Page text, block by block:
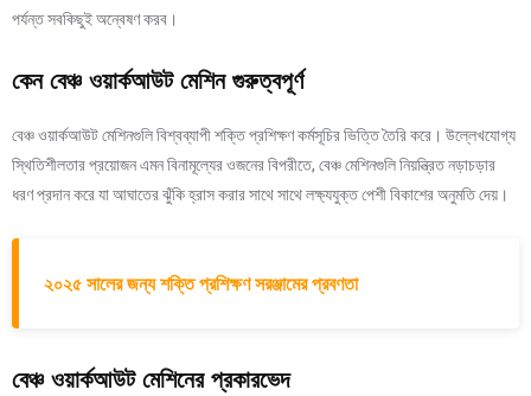
পর্যন্ত সবকিছুই অন্বেষণ করব।
কেন বেঞ্চ ওয়ার্কআউট মেশিন গুরুত্বপূর্ণ
বেঞ্চ ওয়ার্কআউট মেশিনগুলি বিশ্বব্যাপী শক্তি প্রশিক্ষণ কর্মসূচির ভিত্তি তৈরি করে। উল্লেখযোগ্য
স্থিতিশীলতার প্রয়োজন এমন বিনামূল্যের ওজনের বিপরীতে, বেঞ্চ মেশিনগুলি নিয়ন্ত্রিত নড়াচড়ার
ধরণ প্রদান করে যা আঘাতের ঝুঁকি হ্রাস করার সাথে সাথে লক্ষ্যযুক্ত পেশী বিকাশের অনুমতি দেয়।
২০২৫ সালের জন্য শক্তি প্রশিক্ষণ সরঞ্জামের প্রবণতা
বেঞ্চ ওয়ার্কআউট মেশিনের প্রকারভেদ